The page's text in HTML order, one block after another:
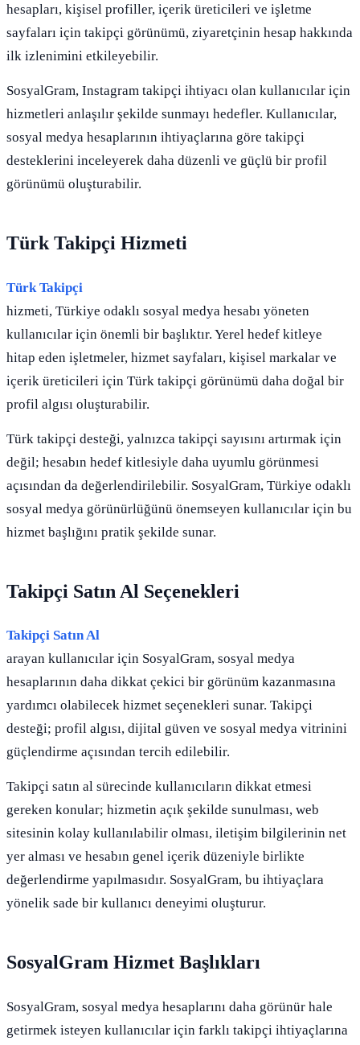
hesapları, kişisel profiller, içerik üreticileri ve işletme
sayfaları için takipçi görünümü, ziyaretçinin hesap hakkında
ilk izlenimini etkileyebilir.
SosyalGram, Instagram takipçi ihtiyacı olan kullanıcılar için
hizmetleri anlaşılır şekilde sunmayı hedefler. Kullanıcılar,
sosyal medya hesaplarının ihtiyaçlarına göre takipçi
desteklerini inceleyerek daha düzenli ve güçlü bir profil
görünümü oluşturabilir.
Türk Takipçi Hizmeti
Türk Takipçi
hizmeti, Türkiye odaklı sosyal medya hesabı yöneten
kullanıcılar için önemli bir başlıktır. Yerel hedef kitleye
hitap eden işletmeler, hizmet sayfaları, kişisel markalar ve
içerik üreticileri için Türk takipçi görünümü daha doğal bir
profil algısı oluşturabilir.
Türk takipçi desteği, yalnızca takipçi sayısını artırmak için
değil; hesabın hedef kitlesiyle daha uyumlu görünmesi
açısından da değerlendirilebilir. SosyalGram, Türkiye odaklı
sosyal medya görünürlüğünü önemseyen kullanıcılar için bu
hizmet başlığını pratik şekilde sunar.
Takipçi Satın Al Seçenekleri
Takipçi Satın Al
arayan kullanıcılar için SosyalGram, sosyal medya
hesaplarının daha dikkat çekici bir görünüm kazanmasına
yardımcı olabilecek hizmet seçenekleri sunar. Takipçi
desteği; profil algısı, dijital güven ve sosyal medya vitrinini
güçlendirme açısından tercih edilebilir.
Takipçi satın al sürecinde kullanıcıların dikkat etmesi
gereken konular; hizmetin açık şekilde sunulması, web
sitesinin kolay kullanılabilir olması, iletişim bilgilerinin net
yer alması ve hesabın genel içerik düzeniyle birlikte
değerlendirme yapılmasıdır. SosyalGram, bu ihtiyaçlara
yönelik sade bir kullanıcı deneyimi oluşturur.
SosyalGram Hizmet Başlıkları
SosyalGram, sosyal medya hesaplarını daha görünür hale
getirmek isteyen kullanıcılar için farklı takipçi ihtiyaçlarına